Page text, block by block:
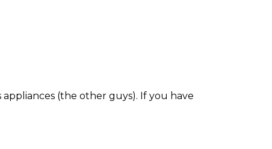
(the other guys). If you have